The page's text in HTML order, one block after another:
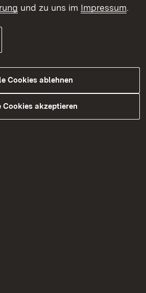
und zu uns im Impressum.
Cookies ablehnen
Cookies akzeptieren